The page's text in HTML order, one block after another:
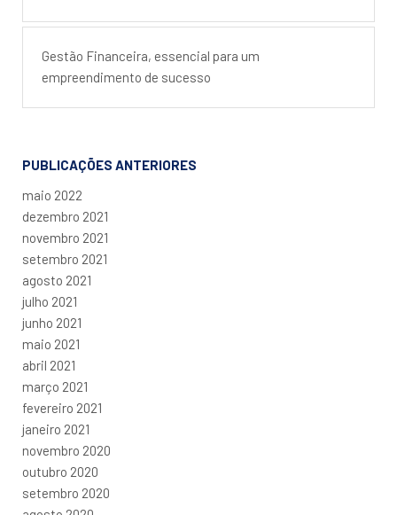
Gestão Financeira, essencial para um
empreendimento de sucesso
PUBLICAÇÕES ANTERIORES
maio 2022
dezembro 2021
novembro 2021
setembro 2021
agosto 2021
julho 2021
junho 2021
maio 2021
abril 2021
março 2021
fevereiro 2021
janeiro 2021
novembro 2020
outubro 2020
setembro 2020